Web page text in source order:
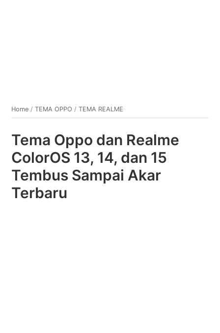
Home /TEMA OPPO /TEMA REALME
Tema Oppo dan Realme
ColorOS 13, 14, dan 15
Tembus Sampai Akar
Terbaru